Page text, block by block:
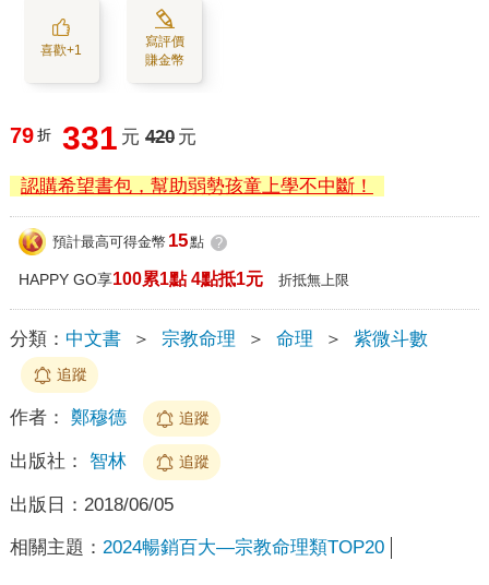
喜歡+1
寫評價
賺金幣
79 折 331 元 420 元
認購希望書包，幫助弱勢孩童上學不中斷！
預計最高可得金幣 15點 ?
HAPPY GO享100累1點 4點抵1元 折抵無上限
分類： 中文書 ＞ 宗教命理 ＞ 命理 ＞ 紫微斗數
追蹤
作者： 鄭穆德 追蹤
出版社： 智林 追蹤
出版日： 2018/06/05
相關主題： 2024暢銷百大—宗教命理類TOP20